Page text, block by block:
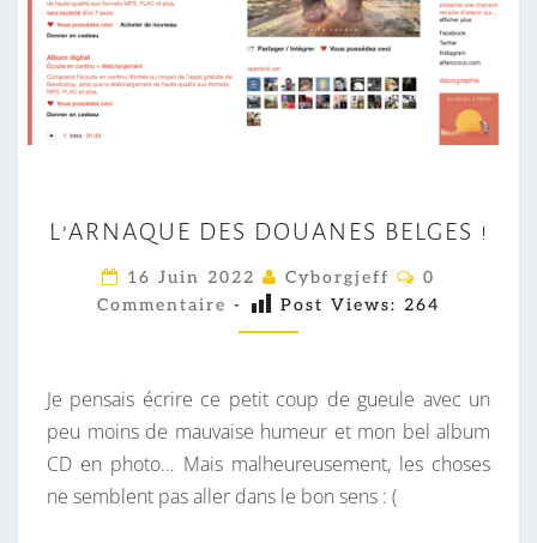
’
A
R
N
Q
U
E
D
L’ARNAQUE DES DOUANES BELGES !
16 Juin 2022 Cyborgjeff
C
M
A
I
R
E
0
Commentaire - Post Views: 264
Je pensais écrire ce petit coup de gueule avec un
peu moins de mauvaise humeur et mon bel album
CD en photo… Mais malheureusement, les choses
ne semblent pas aller dans le bon sens : (